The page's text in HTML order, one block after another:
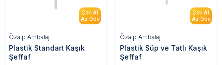
Çok Al
Az Öde
Özalp Ambalaj
Plastik Standart Kaşık
Şeffaf
Çok Al
Az Öde
Özalp Ambalaj
Plastik Süp ve Tatlı Kaşık
Şeffaf